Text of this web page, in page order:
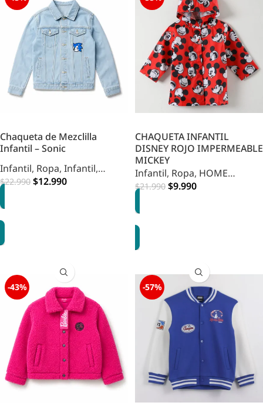
Chaqueta de Mezclilla
Infantil – Sonic
Infantil, Ropa, Infantil,
Vestuario
$22.990 $12.990
CHAQUETA INFANTIL
DISNEY ROJO IMPERMEABLE
MICKEY
Infantil, Ropa, HOME
INFANTIL
$21.990 $9.990
-43% -57%